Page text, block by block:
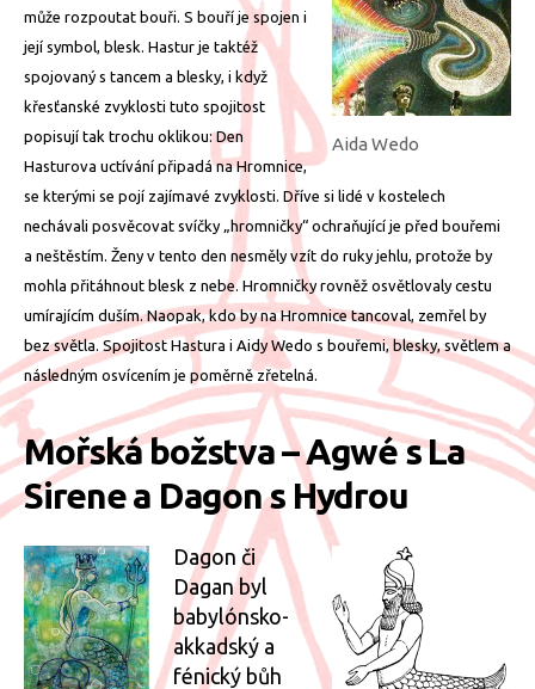
Aida Wedo
může rozpoutat bouři. S bouří je spojen i
její symbol, blesk. Hastur je taktéž
spojovaný s tancem a blesky, i když
křesťanské zvyklosti tuto spojitost
popisují tak trochu oklikou: Den
Hasturova uctívání připadá na Hromnice,
se kterými se pojí zajímavé zvyklosti. Dříve si lidé v kostelech
nechávali posvěcovat svíčky „hromničky“ ochraňující je před bouřemi
a neštěstím. Ženy v tento den nesměly vzít do ruky jehlu, protože by
mohla přitáhnout blesk z nebe. Hromničky rovněž osvětlovaly cestu
umírajícím duším. Naopak, kdo by na Hromnice tancoval, zemřel by
bez světla. Spojitost Hastura i Aidy Wedo s bouřemi, blesky, světlem a
následným osvícením je poměrně zřetelná.
Mořská božstva – Agwé s La
Sirene a Dagon s Hydrou
Dagon či
Dagan byl
babylónsko-
akkadský a
fénický bůh